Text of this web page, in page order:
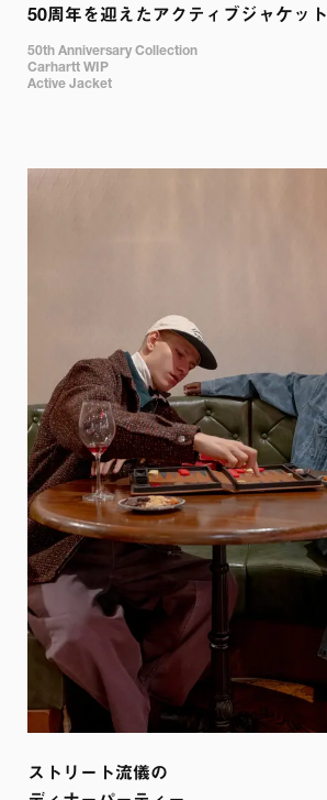
50周年を迎えたアクティブジャケット
50th Anniversary Collection
Carhartt WIP
Active Jacket
ストリート流儀の